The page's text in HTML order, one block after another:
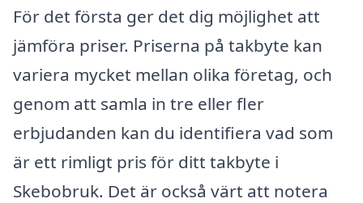
För det första ger det dig möjlighet att
jämföra priser. Priserna på takbyte kan
variera mycket mellan olika företag, och
genom att samla in tre eller fler
erbjudanden kan du identifiera vad som
är ett rimligt pris för ditt takbyte i
Skebobruk. Det är också värt att notera